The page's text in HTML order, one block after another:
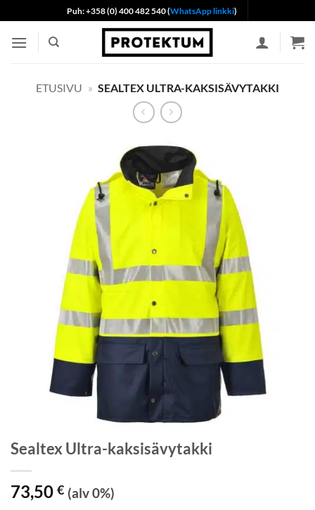
to
content
Puh: +358 (0) 400 482 540 (WhatsApp linkki)
ETUSIVU » SEALTEX ULTRA-KAKSISÄVYTAKKI
Sealtex Ultra-kaksisävytakki
73,50 € (alv 0%)